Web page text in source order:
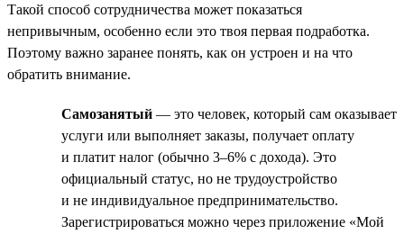
Такой способ сотрудничества может показаться
непривычным, особенно если это твоя первая подработка.
Поэтому важно заранее понять, как он устроен и на что
обратить внимание.
Самозанятый — это человек, который сам оказывает
услуги или выполняет заказы, получает оплату
и платит налог (обычно 3–6% с дохода). Это
официальный статус, но не трудоустройство
и не индивидуальное предпринимательство.
Зарегистрироваться можно через приложение «Мой